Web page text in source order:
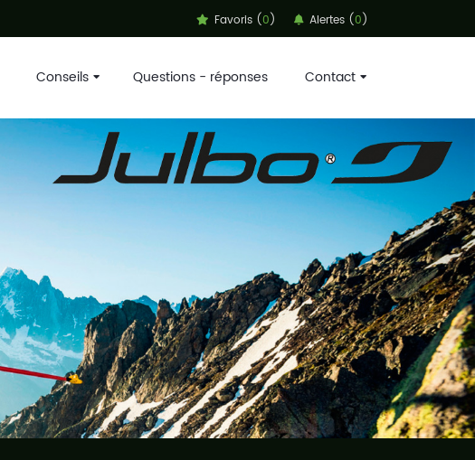
Favoris (0) Alertes (0)
Conseils Questions - réponses Contact